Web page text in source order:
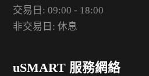
交易日: 09:00 - 18:00
非交易日: 休息
uSMART 服務網絡